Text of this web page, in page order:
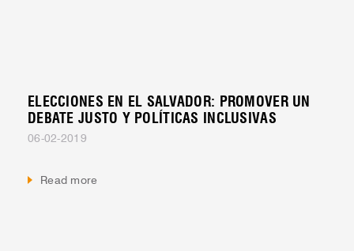
ELECCIONES EN EL SALVADOR: PROMOVER UN
DEBATE JUSTO Y POLÍTICAS INCLUSIVAS
06-02-2019
Read more